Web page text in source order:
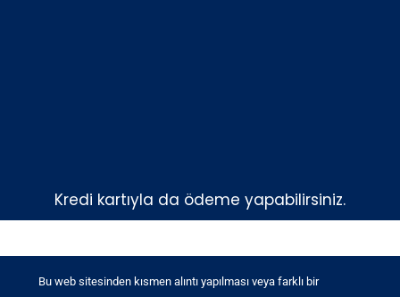
Kredi kartıyla da ödeme yapabilirsiniz.
Bu web sitesinden kısmen alıntı yapılması veya farklı bir